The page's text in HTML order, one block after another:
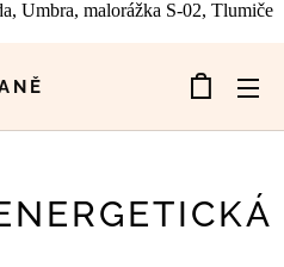
Umbra, malorážka S-02, Tlumiče